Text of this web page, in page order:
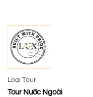
Loại Tour
Tour Nước Ngoài